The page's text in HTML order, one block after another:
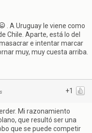
. A Uruguay le viene como
Chile. Aparte, está lo del
e intentar marcar
muy, muy cuesta arriba.
+1
Mi razonamiento
que resultó ser una
que se puede competir